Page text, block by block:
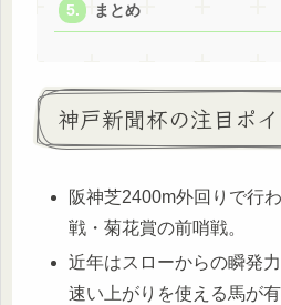
まとめ
神戸新聞杯の注目ポ
阪神芝2400m外回りで行
戦・菊花賞の前哨戦。
近年はスローからの瞬発
速い上がりを使える馬が有